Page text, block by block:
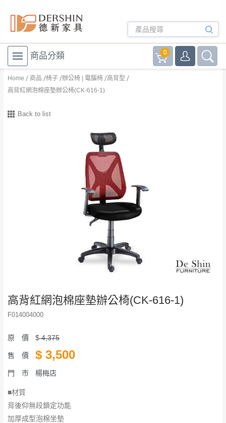
商品分類 0
Home 商品 椅子 辦公椅 | 電腦椅
高背型
高背紅網泡棉座墊辦公椅(CK-616-1)
Back to list
高背紅網泡棉座墊辦公椅(CK-616-1)
F014004000
原 價 $4,375
售 價 $ 3,500
門 市 楊梅店
■材質
背後仰無段鎖定功能
加厚成型泡棉坐墊